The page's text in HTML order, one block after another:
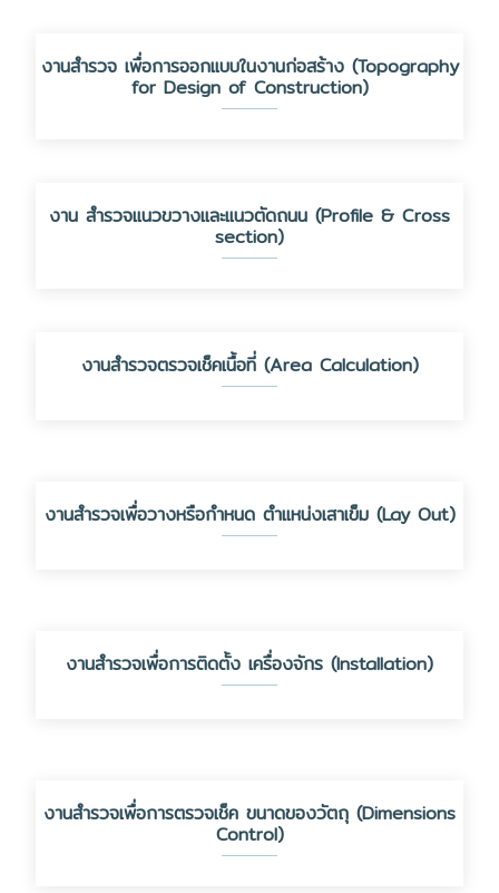
งานสำรวจ เพื่อการออกแบบในงานก่อสร้าง (Topography
for Design of Construction)
งาน สำรวจแนวขวางและแนวตัดถนน (Profile & Cross
section)
งานสำรวจตรวจเช็คเนื้อที่ (Area Calculation)
งานสำรวจเพื่อวางหรือกำหนด ตำแหน่งเสาเข็ม (Lay Out)
งานสำรวจเพื่อการติดตั้ง เครื่องจักร (Installation)
งานสำรวจเพื่อการตรวจเช็ค ขนาดของวัตถุ (Dimensions
Control)